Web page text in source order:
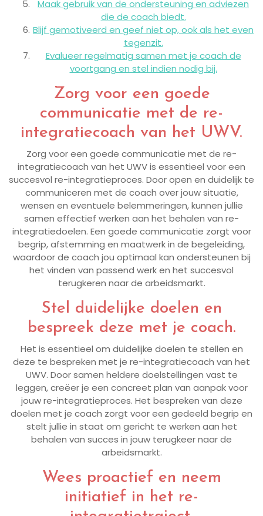
Maak gebruik van de ondersteuning en adviezen
die de coach biedt.
Blijf gemotiveerd en geef niet op, ook als het even
tegenzit.
Evalueer regelmatig samen met je coach de
voortgang en stel indien nodig bij.
Zorg voor een goede
communicatie met de re-
integratiecoach van het UWV.
Zorg voor een goede communicatie met de re-
integratiecoach van het UWV is essentieel voor een
succesvol re-integratieproces. Door open en duidelijk te
communiceren met de coach over jouw situatie,
wensen en eventuele belemmeringen, kunnen jullie
samen effectief werken aan het behalen van re-
integratiedoelen. Een goede communicatie zorgt voor
begrip, afstemming en maatwerk in de begeleiding,
waardoor de coach jou optimaal kan ondersteunen bij
het vinden van passend werk en het succesvol
terugkeren naar de arbeidsmarkt.
Stel duidelijke doelen en
bespreek deze met je coach.
Het is essentieel om duidelijke doelen te stellen en
deze te bespreken met je re-integratiecoach van het
UWV. Door samen heldere doelstellingen vast te
leggen, creëer je een concreet plan van aanpak voor
jouw re-integratieproces. Het bespreken van deze
doelen met je coach zorgt voor een gedeeld begrip en
stelt jullie in staat om gericht te werken aan het
behalen van succes in jouw terugkeer naar de
arbeidsmarkt.
Wees proactief en neem
initiatief in het re-